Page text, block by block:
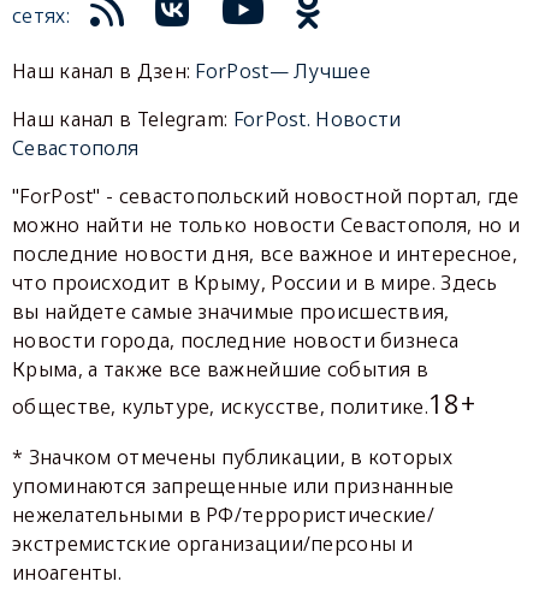
сетях:
Наш канал в Дзен: ForPost— Лучшее
Наш канал в Telegram: ForPost. Новости
Севастополя
"ForPost" - севастопольский новостной портал, где
можно найти не только новости Севастополя, но и
последние новости дня, все важное и интересное,
что происходит в Крыму, России и в мире. Здесь
вы найдете самые значимые происшествия,
новости города, последние новости бизнеса
Крыма, а также все важнейшие события в
обществе, культуре, искусстве, политике.18+
* Значком отмечены публикации, в которых
упоминаются запрещенные или признанные
нежелательными в РФ/террористические/
экстремистские организации/персоны и
иноагенты.